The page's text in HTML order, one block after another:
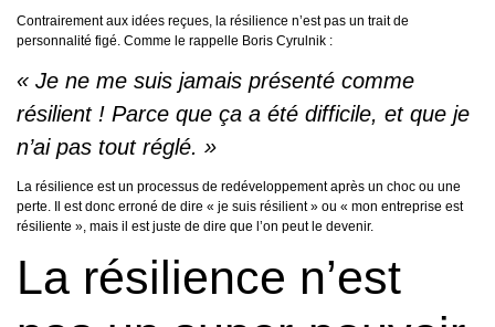
Contrairement aux idées reçues, la résilience n’est pas un trait de
personnalité figé. Comme le rappelle Boris Cyrulnik :
« Je ne me suis jamais présenté comme
résilient ! Parce que ça a été difficile, et que je
n’ai pas tout réglé. »
La résilience est un processus de redéveloppement après un choc ou une
perte. Il est donc erroné de dire « je suis résilient » ou « mon entreprise est
résiliente », mais il est juste de dire que l’on peut le devenir.
La résilience n’est